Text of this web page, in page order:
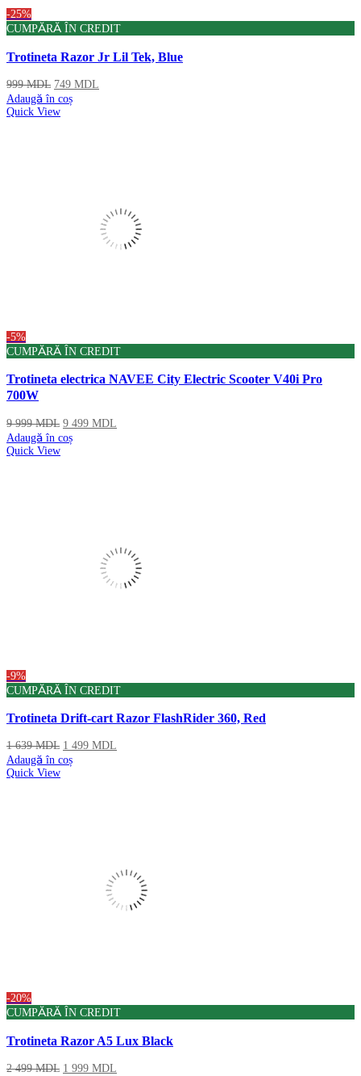
-25%
CUMPĂRĂ ÎN CREDIT
Trotineta Razor Jr Lil Tek, Blue
999MDL 749 MDL
Adaugă în coș
Quick View
-5%
CUMPĂRĂ ÎN CREDIT
Trotineta electrica NAVEE City Electric Scooter V40i Pro
700W
9 999MDL 9 499 MDL
Adaugă în coș
Quick View
-9%
CUMPĂRĂ ÎN CREDIT
Trotineta Drift-cart Razor FlashRider 360, Red
1 639MDL 1 499 MDL
Adaugă în coș
Quick View
-20%
CUMPĂRĂ ÎN CREDIT
Trotineta Razor A5 Lux Black
2 499MDL 1 999 MDL